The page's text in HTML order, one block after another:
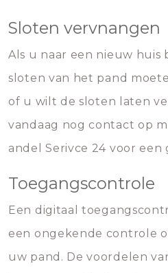
Sloten vervnangen
Als u naar een nieuw huis
sloten van het pand
of u wilt de sloten laten
vandaag nog contact op
andel Serivce 24 voor een
Toegangscontrole
Een digitaal
een ongekende controle
uw pand. De voordelen